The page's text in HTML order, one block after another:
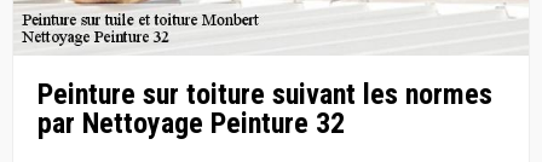
Peinture sur toiture suivant les normes
par Nettoyage Peinture 32